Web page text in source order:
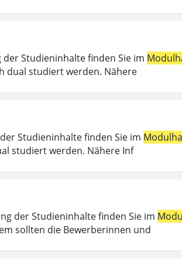
Studieninhalte finden Sie im
dual studiert werden. Nähere
Studieninhalte finden Sie im
studiert werden. Nähere Inf
der Studieninhalte finden Sie im
sollten die Bewerberinnen und